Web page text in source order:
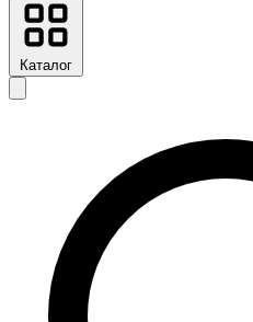
Каталог